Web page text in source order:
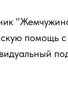
помощь